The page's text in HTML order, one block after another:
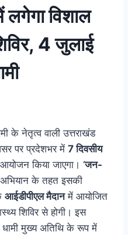
विशाल
4 जुलाई
के नेतृत्व वाली उत्तराखंड
पर प्रदेशभर में 7 दिवसीय
किया जाएगा। ‘जन-
अभियान के तहत इसकी
आईडीपीएल मैदानमें आयोजित
शिविर से होगी। इस
धामी मुख्य अतिथि के रूप में